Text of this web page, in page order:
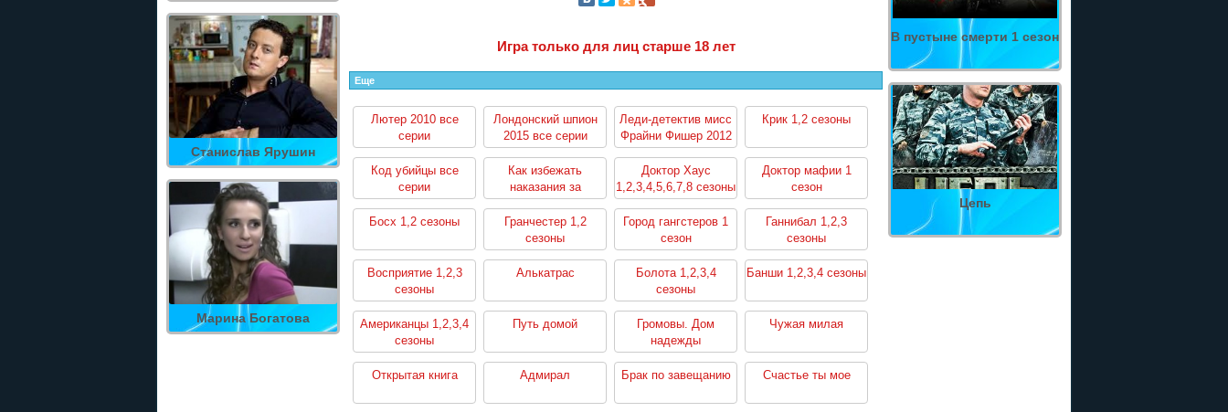
Станислав Ярушин
Марина Богатова
В пустыне смерти 1 сезон
Цепь
Игра только для лиц старше 18 лет
Еще
Лютер 2010 все
серии
Лондонский шпион
2015 все серии
Леди-детектив мисс
Фрайни Фишер 2012
все серии
Крик 1,2 сезоны
Код убийцы все
серии
Как избежать
наказания за
убийство 1,2 сезоны
Доктор Хаус
1,2,3,4,5,6,7,8 сезоны
Доктор мафии 1
сезон
Босх 1,2 сезоны
Гранчестер 1,2
сезоны
Город гангстеров 1
сезон
Ганнибал 1,2,3
сезоны
Восприятие 1,2,3
сезоны
Алькатрас
Болота 1,2,3,4
сезоны
Банши 1,2,3,4 сезоны
Американцы 1,2,3,4
сезоны
Путь домой
Громовы. Дом
надежды
Чужая милая
Открытая книга Адмирал Брак по завещанию Счастье ты мое